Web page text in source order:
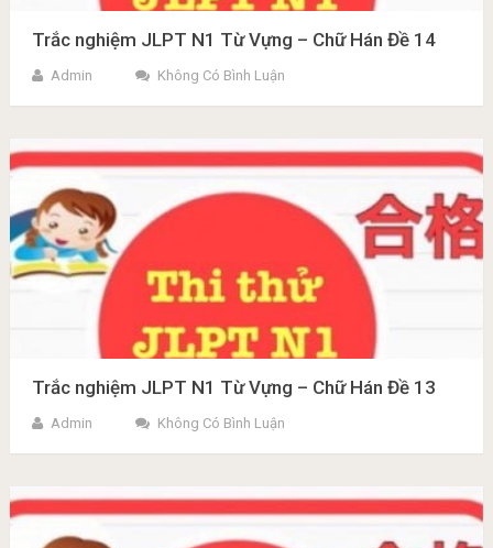
Trắc nghiệm JLPT N1 Từ Vựng – Chữ Hán Đề 14
Admin Không Có Bình Luận
Trắc nghiệm JLPT N1 Từ Vựng – Chữ Hán Đề 13
Admin Không Có Bình Luận